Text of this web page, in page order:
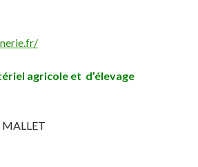
agricole et d’élevage
MALLET